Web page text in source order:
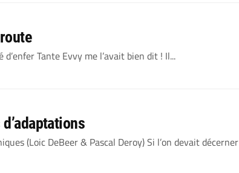
Tante Evvy me l’avait bien dit ! Il...
(Loic DeBeer & Pascal Deroy) Si l’on devait décerner